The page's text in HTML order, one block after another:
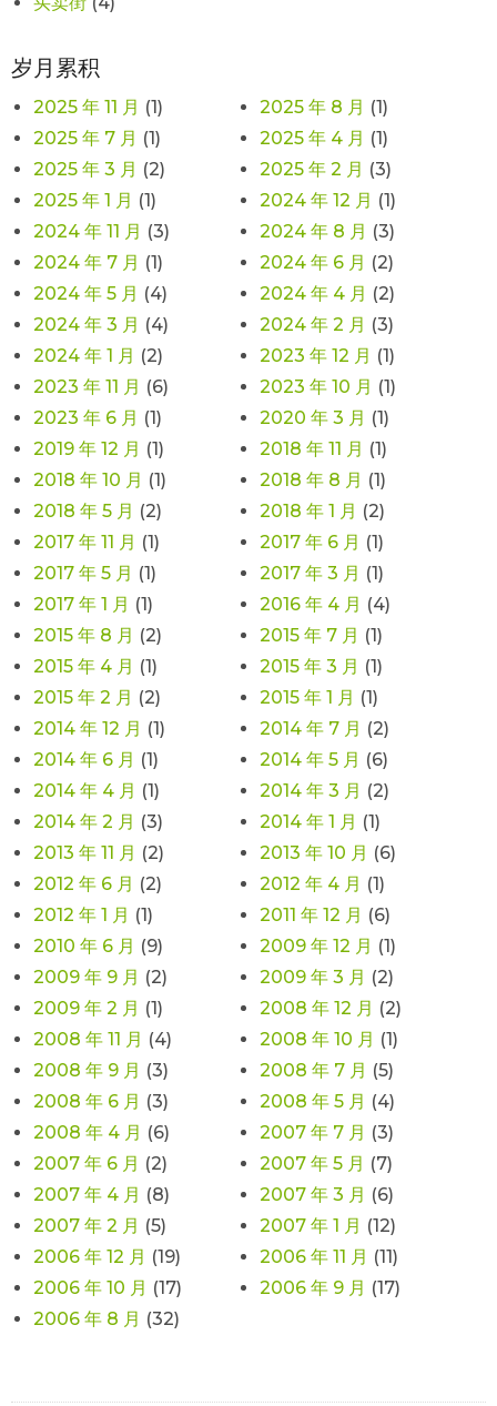
岁月累积
2025 年 11 月 (1) 2025 年 8 月 (1)
2025 年 7 月 (1) 2025 年 4 月 (1)
2025 年 3 月 (2) 2025 年 2 月 (3)
2025 年 1 月 (1) 2024 年 12 月 (1)
2024 年 11 月 (3) 2024 年 8 月 (3)
2024 年 7 月 (1) 2024 年 6 月 (2)
2024 年 5 月 (4) 2024 年 4 月 (2)
2024 年 3 月 (4) 2024 年 2 月 (3)
2024 年 1 月 (2) 2023 年 12 月 (1)
2023 年 11 月 (6) 2023 年 10 月 (1)
2023 年 6 月 (1) 2020 年 3 月 (1)
2019 年 12 月 (1) 2018 年 11 月 (1)
2018 年 10 月 (1) 2018 年 8 月 (1)
2018 年 5 月 (2) 2018 年 1 月 (2)
2017 年 11 月 (1) 2017 年 6 月 (1)
2017 年 5 月 (1) 2017 年 3 月 (1)
2017 年 1 月 (1) 2016 年 4 月 (4)
2015 年 8 月 (2) 2015 年 7 月 (1)
2015 年 4 月 (1) 2015 年 3 月 (1)
2015 年 2 月 (2) 2015 年 1 月 (1)
2014 年 12 月 (1) 2014 年 7 月 (2)
2014 年 6 月 (1) 2014 年 5 月 (6)
2014 年 4 月 (1) 2014 年 3 月 (2)
2014 年 2 月 (3) 2014 年 1 月 (1)
2013 年 11 月 (2) 2013 年 10 月 (6)
2012 年 6 月 (2) 2012 年 4 月 (1)
2012 年 1 月 (1) 2011 年 12 月 (6)
2010 年 6 月 (9) 2009 年 12 月 (1)
2009 年 9 月 (2) 2009 年 3 月 (2)
2009 年 2 月 (1) 2008 年 12 月 (2)
2008 年 11 月 (4) 2008 年 10 月 (1)
2008 年 9 月 (3) 2008 年 7 月 (5)
2008 年 6 月 (3) 2008 年 5 月 (4)
2008 年 4 月 (6) 2007 年 7 月 (3)
2007 年 6 月 (2) 2007 年 5 月 (7)
2007 年 4 月 (8) 2007 年 3 月 (6)
2007 年 2 月 (5) 2007 年 1 月 (12)
2006 年 12 月 (19) 2006 年 11 月 (11)
2006 年 10 月 (17) 2006 年 9 月 (17)
2006 年 8 月 (32)